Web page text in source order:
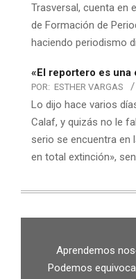
Trasversal, cuenta en
de Formación de
haciendo periodismo
«El reportero es
POR: ESTHER VARGAS
Lo dijo hace varios
Calaf, y quizás no le
serio se encuentra en
en total extinción»,
Aprendemos
Podemos